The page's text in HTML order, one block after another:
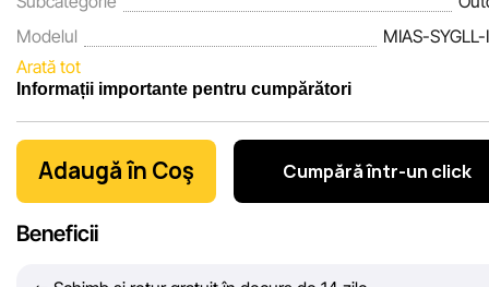
Modelul
MIAS-SYGLL-
Arată tot
Informații importante pentru cumpărători
Noi, echipa rețelei de magazine Sportlandia, apreciem
clienților noștri. În fiecare zi depunem eforturi pentru ca
despre produsele și serviciile prezentate pe site să fie cât mai
informații corecte și veridice, pentru ca dvs. să puteți lua cea
Adaugă în Coş Cumpără într-un click
Beneficii